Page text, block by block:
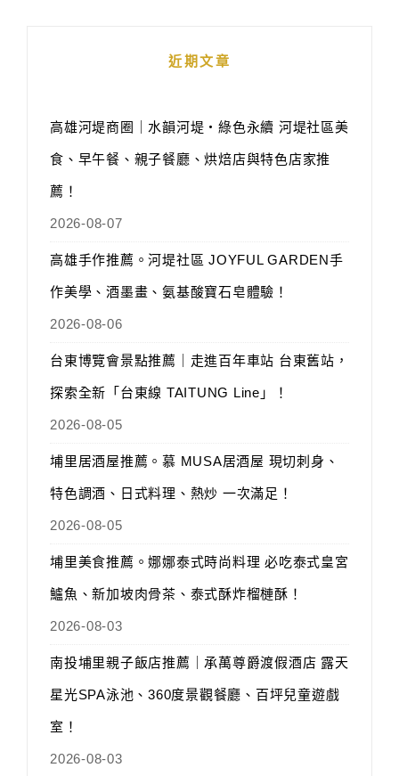
近期文章
高雄河堤商圈｜水韻河堤‧綠色永續 河堤社區美
食、早午餐、親子餐廳、烘焙店與特色店家推
薦！
2026-08-07
高雄手作推薦。河堤社區 JOYFUL GARDEN手
作美學、酒墨畫、氨基酸寶石皂體驗！
2026-08-06
台東博覽會景點推薦｜走進百年車站 台東舊站，
探索全新「台東線 TAITUNG Line」！
2026-08-05
埔里居酒屋推薦。慕 MUSA居酒屋 現切刺身、
特色調酒、日式料理、熱炒 一次滿足！
2026-08-05
埔里美食推薦。娜娜泰式時尚料理 必吃泰式皇宮
鱸魚、新加坡肉骨茶、泰式酥炸榴槤酥！
2026-08-03
南投埔里親子飯店推薦｜承萬尊爵渡假酒店 露天
星光SPA泳池、360度景觀餐廳、百坪兒童遊戲
室！
2026-08-03